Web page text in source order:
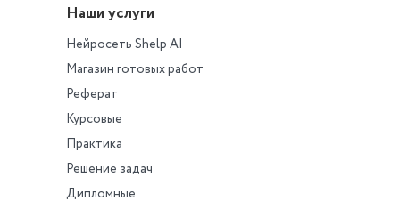
Наши услуги
Нейросеть Shelp AI
Магазин готовых работ
Реферат
Курсовые
Практика
Решение задач
Дипломные